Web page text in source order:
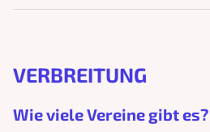
VERBREITUNG
Wie viele Vereine gibt es?